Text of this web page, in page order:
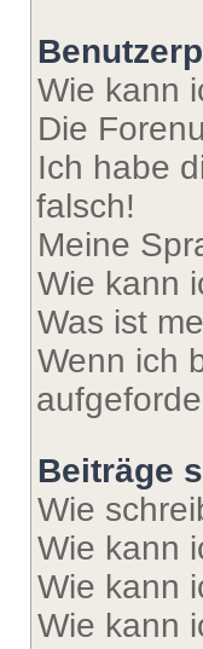
Wie kann
Die
Ich habe
falsch!
Meine
Wie kann
Was ist
Wenn ich
Beiträge
Wie
Wie kann
Wie kann
Wie kann